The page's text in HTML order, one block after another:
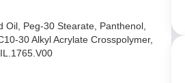
Peg-30 Stearate, Panthenol,
30 Alkyl Acrylate Crosspolymer,